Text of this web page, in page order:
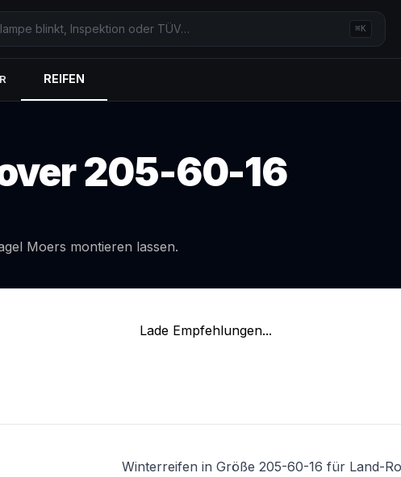
⌘K
REIFEN
205-60-16
Moers montieren lassen.
Lade Empfehlungen...
Winterreifen in Größe 205-60-16 für Land-